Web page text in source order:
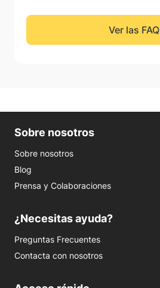
Ver las FAQ
Sobre nosotros
Sobre nosotros
Blog
Prensa y Colaboraciones
¿Necesitas ayuda?
Preguntas Frecuentes
Contacta con nosotros